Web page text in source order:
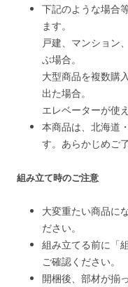
下記のような場合
ます。
戸建、マンション
ぶ場合。
大型商品を複数購
出た場合。
エレベーターが使
本商品は、北海道
す。あらかじめご
組み立て時のご注意
大変重たい商品に
ださい。
組み立てる前に「
ご確認ください。
開梱後、部材が揃